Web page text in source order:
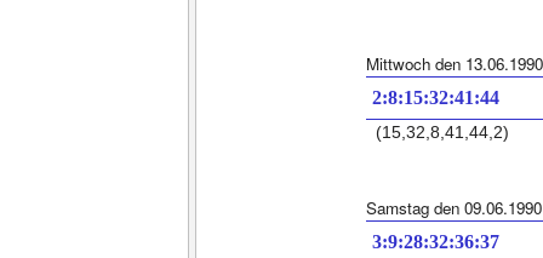
Mittwoch den 13.06.1990
2:8:15:32:41:44
(15,32,8,41,44,2)
Samstag den 09.06.1990
3:9:28:32:36:37